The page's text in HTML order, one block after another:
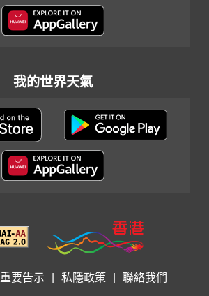
我的世界天氣
重要告示 私隱政策 聯絡我們